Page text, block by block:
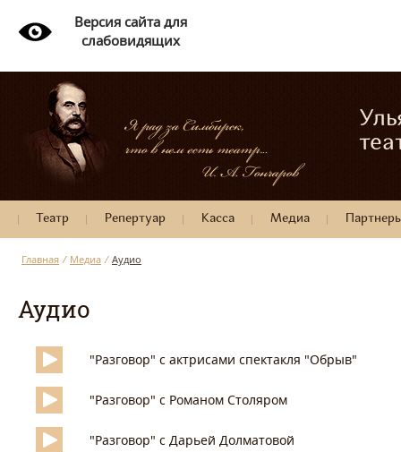
Версия сайта для
слабовидящих
Театр Репертуар Касса Медиа
Главная / Медиа / Аудио
Аудио
"Разговор" с актрисами спектакля "Обрыв"
"Разговор" с Романом Столяром
"Разговор" с Дарьей Долматовой